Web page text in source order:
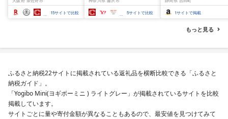
揃い 訳あり
15サイトで比較
噌漬け みそ 味噌 鮮魚 魚
介 銀だら 銀ダラ ギンダ
ラ ぎんだら 鱈 タラ 魚
礼品 おかず おつまみ お
南 藤沢
5サイトで比較 1サイトで掲載
もっと見る
ふるさと納税22サイトに掲載されている返礼品を横断比較できる「ふるさと
納税ガイド」。
「Yogibo Mini(ヨギボーミニ ) ライトグレー」が掲載されているサイトを比較
掲載しています。
サイトごとに量や寄付金額が異なることもあるので、最安値を見つけてみて